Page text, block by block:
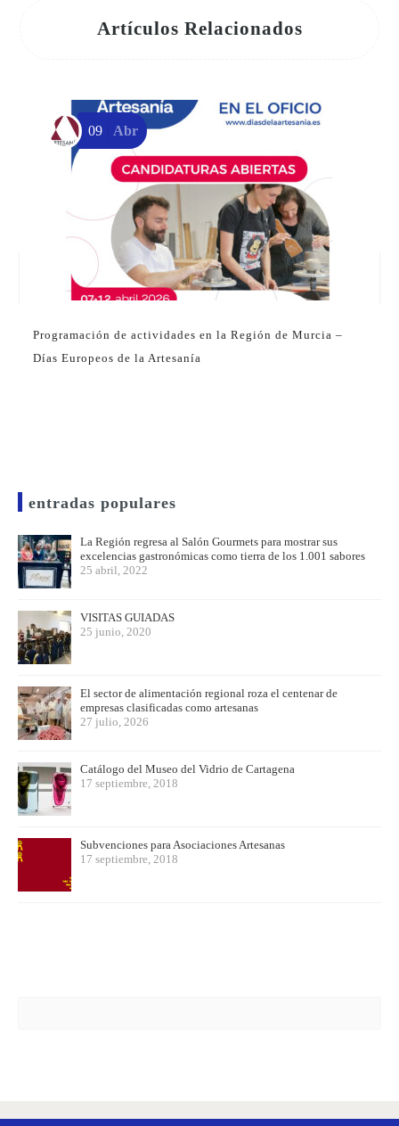
Artículos Relacionados
Programación de actividades en la Región de Murcia –
Días Europeos de la Artesanía
09 Abr
entradas populares
La Región regresa al Salón Gourmets para mostrar sus
excelencias gastronómicas como tierra de los 1.001 sabores
25 abril, 2022
VISITAS GUIADAS
25 junio, 2020
El sector de alimentación regional roza el centenar de
empresas clasificadas como artesanas
27 julio, 2026
Catálogo del Museo del Vidrio de Cartagena
17 septiembre, 2018
Subvenciones para Asociaciones Artesanas
17 septiembre, 2018